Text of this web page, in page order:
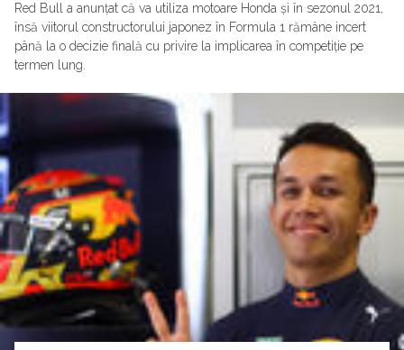
Red Bull a anunțat că va utiliza motoare Honda și în sezonul 2021,
însă viitorul constructorului japonez în Formula 1 rămâne incert
până la o decizie finală cu privire la implicarea în competiție pe
termen lung.